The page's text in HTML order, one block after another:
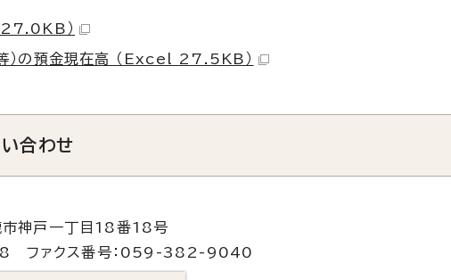
）
）の預金現在高 （Excel 27.5KB）
合わせ
神戸一丁目18番18号
ファクス番号：059-382-9040